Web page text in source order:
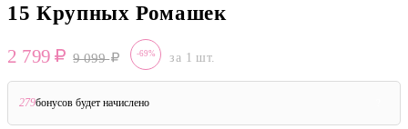
15 Крупных Ромашек
2 799 9 099 -69% за 1 шт.
279бонусов будет начислено